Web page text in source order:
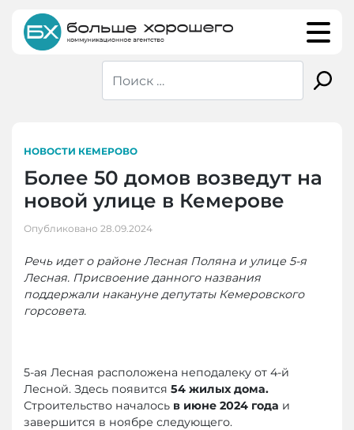
content
НОВОСТИ КЕМЕРОВО
Более 50 домов возведут на
новой улице в Кемерове
Опубликовано 28.09.2024
Речь идет о районе Лесная Поляна и улице 5-я
Лесная. Присвоение данного названия
поддержали накануне депутаты Кемеровского
горсовета.
5-ая Лесная расположена неподалеку от 4-й
Лесной. Здесь появится 54 жилых дома.
Строительство началось в июне 2024 года и
завершится в ноябре следующего.